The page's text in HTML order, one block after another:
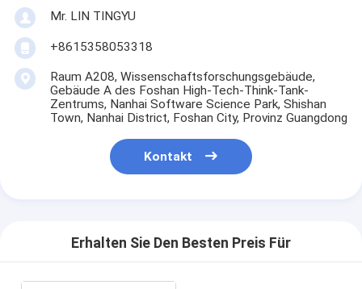
Mr. LIN TINGYU
+8615358053318
Raum A208, Wissenschaftsforschungsgebäude,
Gebäude A des Foshan High-Tech-Think-Tank-
Zentrums, Nanhai Software Science Park, Shishan
Town, Nanhai District, Foshan City, Provinz Guangdong
Kontakt
Erhalten Sie Den Besten Preis Für